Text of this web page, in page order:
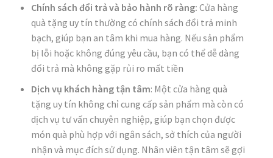
Chính sách đổi trả và bảo hành rõ ràng: Cửa hàng
quà tặng uy tín thường có chính sách đổi trả minh
bạch, giúp bạn an tâm khi mua hàng. Nếu sản phẩm
bị lỗi hoặc không đúng yêu cầu, bạn có thể dễ dàng
đổi trả mà không gặp rủi ro mất tiền
Dịch vụ khách hàng tận tâm: Một cửa hàng quà
tặng uy tín không chỉ cung cấp sản phẩm mà còn có
dịch vụ tư vấn chuyên nghiệp, giúp bạn chọn được
món quà phù hợp với ngân sách, sở thích của người
nhận và mục đích sử dụng. Nhân viên tận tâm sẽ gợi